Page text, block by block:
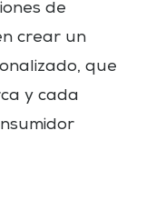
de
crear un
que
y cada